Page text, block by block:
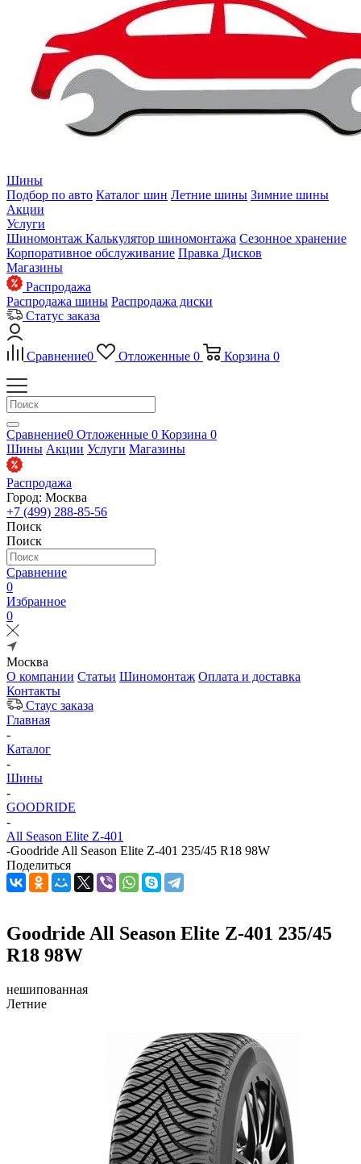
Шины
Подбор по авто Каталог шин Летние шины Зимние шины
Акции
Услуги
Шиномонтаж Калькулятор шиномонтажа Сезонное хранение
Корпоративное обслуживание Правка Дисков
Магазины
Распродажа
Распродажа шины Распродажа диски
Статус заказа
Сравнение0 Отложенные 0 Корзина 0
Сравнение0 Отложенные 0 Корзина 0
Шины Акции Услуги Магазины
Распродажа
Город: Москва
+7 (499) 288-85-56
Поиск
Поиск
Сравнение
0
Избранное
0
Москва
О компании Статьи Шиномонтаж Оплата и доставка
Контакты
Стаус заказа
Главная
-
Каталог
-
Шины
-
GOODRIDE
-
All Season Elite Z-401
-Goodride All Season Elite Z-401 235/45 R18 98W
Поделиться
Goodride All Season Elite Z-401 235/45
R18 98W
нешипованная
Летние